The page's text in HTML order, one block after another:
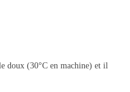
doux (30°C en machine) et il